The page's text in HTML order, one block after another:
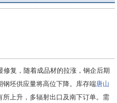
复，随着成品材的拉涨，钢企后期
钢坯供应量将高位下降。库存端唐山
上升，多辐射出口及南下订单。需